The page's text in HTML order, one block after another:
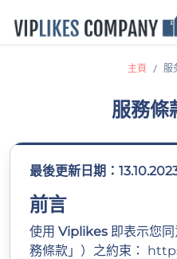
主頁 服
服務條
最後更新日期：
前言
使用 Viplikes 即表示您
務條款」）之約束：